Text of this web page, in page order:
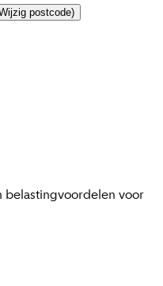
postcode)
belastingvoordelen voor